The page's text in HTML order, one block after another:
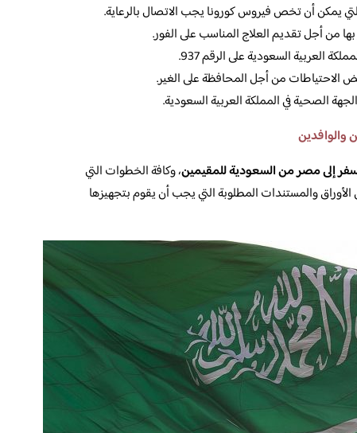
يمكن أن تخص فيروس كورونا يجب الاتصال بالرعاية.
من أجل تقديم العلاج المناسب على الفور.
العربية السعودية على الرقم 937.
من أجل المحافظة على الغير.
الصحية في المملكة العربية السعودية.
والوافدين
إلى مصر من السعودية للمقيمين، وكافة الخطوات التي
الأوراق والمستندات المطلوبة التي يجب أن يقوم بتجهيزها